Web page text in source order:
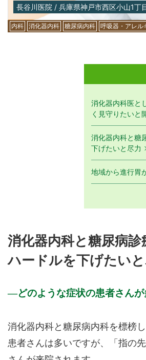
長谷川医院 / 兵庫県神戸市西区小山1丁
内科 消化器内科 糖尿病内科 呼吸器・アレル
消化器内科医と
く見守りたいと
消化器内科と糖
下げたいと尽力
地域から進行胃
消化器内科と糖尿病
ハードルを下げたい
どのような症状の患者さん
消化器内科と糖尿病内科を標榜
患者さんは多いですが、「指の